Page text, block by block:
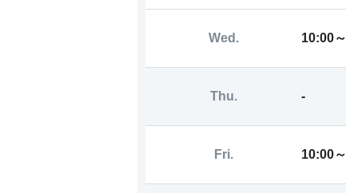
Wed. 10:00～
Thu. -
Fri. 10:00～